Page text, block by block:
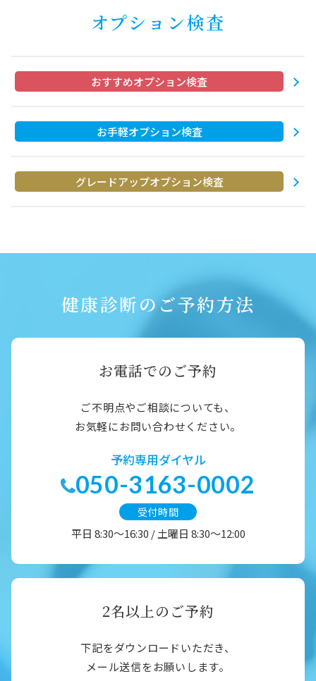
オプション検査
おすすめオプション検査
お手軽オプション検査
グレードアップオプション検査
健康診断のご予約方法
お電話でのご予約
ご不明点やご相談についても、
お気軽にお問い合わせください。
予約専用ダイヤル
050-3163-0002
受付時間
平日 8:30～16:30 / 土曜日 8:30～12:00
2名以上のご予約
下記をダウンロードいただき、
メール送信をお願いします。